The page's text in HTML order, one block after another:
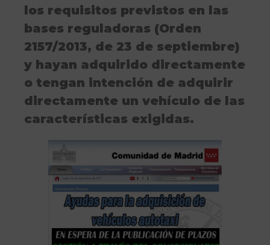
los requisitos previstos en las
bases reguladoras (Orden
2157/2013, de 23 de septiembre)
y hayan adquirido directamente
o tengan intención de adquirir
directamente un vehículo de las
características exigidas.